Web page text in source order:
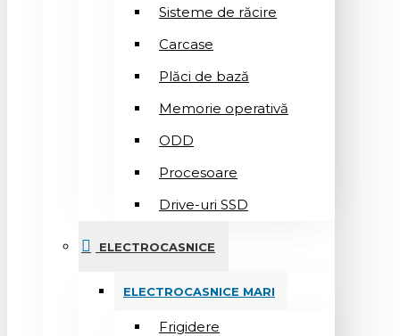
Sisteme de răcire
Carcase
Plăci de bază
Memorie operativă
ODD
Procesoare
Drive-uri SSD
ELECTROCASNICE
ELECTROCASNICE MARI
Frigidere